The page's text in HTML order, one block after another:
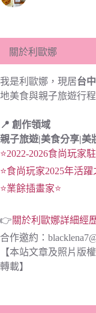
關於利歐娜
我是利歐娜，現居台中
地美食與親子旅遊行程
📍 創作領域
親子旅遊|美食分享|美
⭐2022-2026食尚玩家
⭐食尚玩家2025年活躍
⭐業餘插畫家⭐
👉關於利歐娜詳細經
合作邀約：
【本站文章及照片版
轉載】